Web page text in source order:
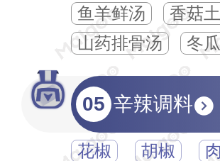
鱼羊鲜汤
香菇
山药排骨汤
冬
05 辛辣调料
花椒 胡椒